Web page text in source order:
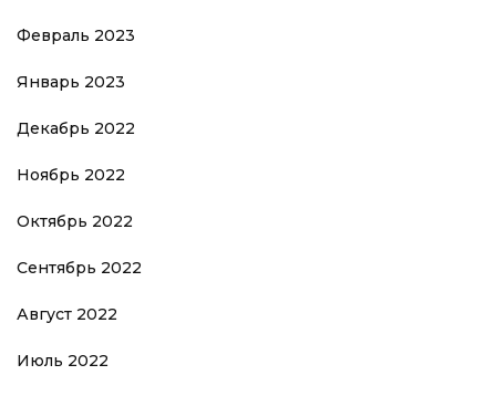
Февраль 2023
Январь 2023
Декабрь 2022
Ноябрь 2022
Октябрь 2022
Сентябрь 2022
Август 2022
Июль 2022